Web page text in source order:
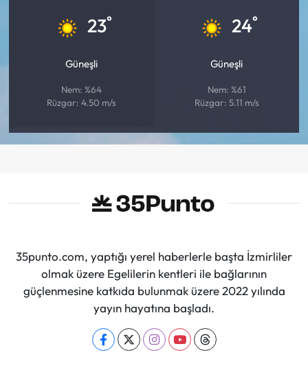
23°
Güneşli
Nem: %64
Rüzgar: 4.50 m/s
24°
Güneşli
Nem: %61
Rüzgar: 5.11 m/s
35punto.com, yaptığı yerel haberlerle başta İzmirliler
olmak üzere Egelilerin kentleri ile bağlarının
güçlenmesine katkıda bulunmak üzere 2022 yılında
yayın hayatına başladı.